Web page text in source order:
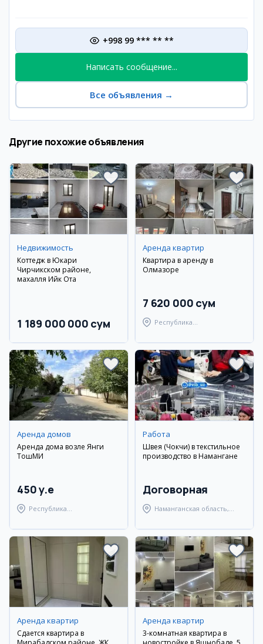
+998 99 *** ** **
Написать сообщение...
Все объявления →
Другие похожие объявления
Недвижимость
Коттедж в Юкари
Чирчикском районе,
махалля Ийк Ота
1 189 000 000 сум
Аренда квартир
Квартира в аренду в
Олмазоре
7 620 000 сум
Республика
район
Аренда домов
Аренда дома возле Янги
ТошМИ
450 y.e
Республика
Берунийский район
Работа
Швея (Чокчи) в текстильное
производство в Намангане
Договорная
Наманганская область,
Аренда квартир
Сдается квартира в
Аренда квартир
3-комнатная квартира в